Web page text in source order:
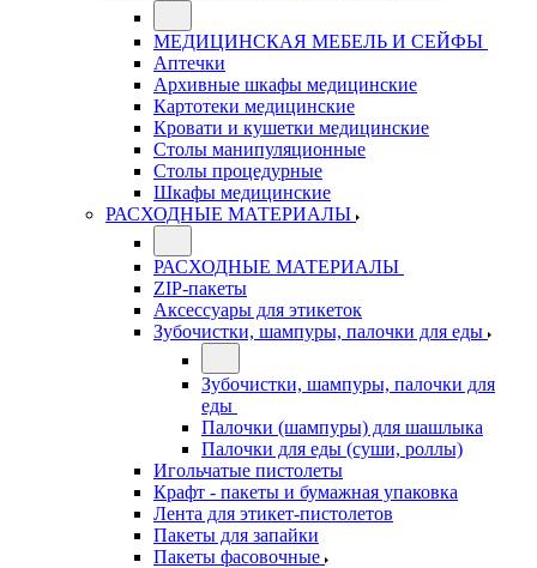
МЕДИЦИНСКАЯ МЕБЕЛЬ И СЕЙФЫ
Аптечки
Архивные шкафы медицинские
Картотеки медицинские
Кровати и кушетки медицинские
Столы манипуляционные
Столы процедурные
Шкафы медицинские
РАСХОДНЫЕ МАТЕРИАЛЫ
РАСХОДНЫЕ МАТЕРИАЛЫ
ZIP-пакеты
Аксессуары для этикеток
Зубочистки, шампуры, палочки для еды
Зубочистки, шампуры, палочки для
еды
Палочки (шампуры) для шашлыка
Палочки для еды (суши, роллы)
Игольчатые пистолеты
Крафт - пакеты и бумажная упаковка
Лента для этикет-пистолетов
Пакеты для запайки
Пакеты фасовочные